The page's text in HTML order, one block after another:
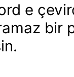
e
bir